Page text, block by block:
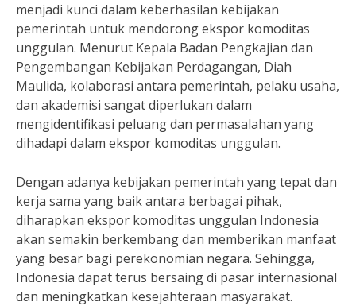
menjadi kunci dalam keberhasilan kebijakan
pemerintah untuk mendorong ekspor komoditas
unggulan. Menurut Kepala Badan Pengkajian dan
Pengembangan Kebijakan Perdagangan, Diah
Maulida, kolaborasi antara pemerintah, pelaku usaha,
dan akademisi sangat diperlukan dalam
mengidentifikasi peluang dan permasalahan yang
dihadapi dalam ekspor komoditas unggulan.
Dengan adanya kebijakan pemerintah yang tepat dan
kerja sama yang baik antara berbagai pihak,
diharapkan ekspor komoditas unggulan Indonesia
akan semakin berkembang dan memberikan manfaat
yang besar bagi perekonomian negara. Sehingga,
Indonesia dapat terus bersaing di pasar internasional
dan meningkatkan kesejahteraan masyarakat.